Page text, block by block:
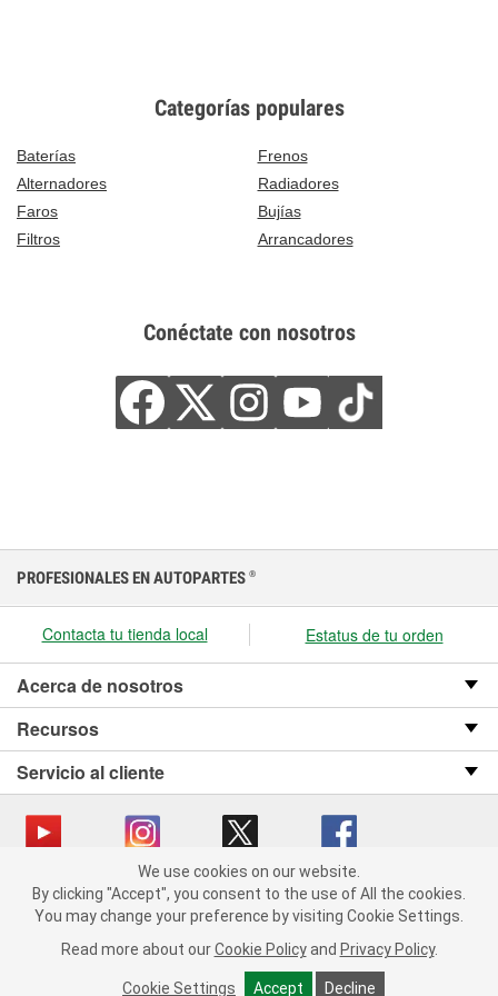
Categorías populares
Baterías
Frenos
Alternadores
Radiadores
Faros
Bujías
Filtros
Arrancadores
Conéctate con nosotros
We use cookies on our website. By clicking "Accept", you consent
to the use of All the cookies.
You may change your preference by visiting Cookie Settings.
Read more about our Cookie Policy and Privacy Policy.
Cookie Settings Accept Decline
PROFESIONALES EN AUTOPARTES ®
Contacta tu tienda local Estatus de tu orden
Acerca de nosotros
Recursos
Servicio al cliente
Copyright © 2008-2026 O’Reilly Auto Parts v OST_3.2.0.0.729 (3) cv1361
catalog_main
Política de privacidad
Ley de transparencia en las cadenas de suministro
We use cookies on our website.
By clicking "Accept", you consent to the use of All the cookies.
You may change your preference by visiting Cookie Settings.
Read more about our Cookie Policy and Privacy Policy.
Cookie Settings Accept Decline